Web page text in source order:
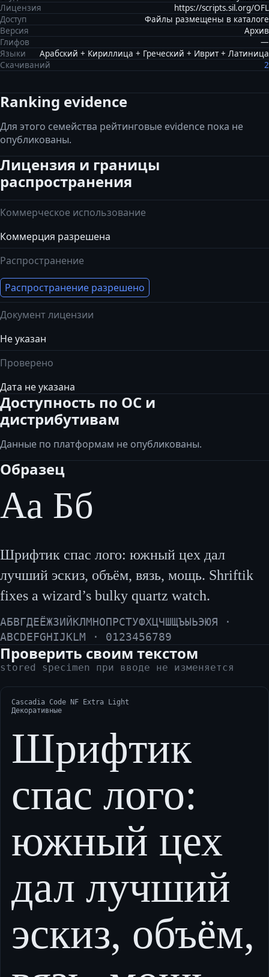
Лицензия
https://scripts.sil.org/OFL
Доступ
Файлы размещены в каталоге
Версия
Архив
Глифов
—
Языки
Арабский + Кириллица + Греческий + Иврит + Латиница
Скачиваний
2
Ranking evidence
Для этого семейства рейтинговые evidence пока не
опубликованы.
Лицензия и границы
распространения
Коммерческое использование
Коммерция разрешена
Распространение
Распространение разрешено
Документ лицензии
Не указан
Проверено
Дата не указана
Доступность по ОС и
дистрибутивам
Данные по платформам не опубликованы.
Образец
Аа Бб
Шрифтик спас лого: южный цех дал
лучший эскиз, объём, вязь, мощь. Shriftik
fixes a wizard’s bulky quartz watch.
АБВГДЕЁЖЗИЙКЛМНОПРСТУФХЦЧШЩЪЫЬЭЮЯ ·
ABCDEFGHIJKLM · 0123456789
Проверить своим текстом
stored specimen при вводе не изменяется
Cascadia Code NF Extra Light
Декоративные
Шрифтик
спас лого:
южный цех
дал лучший
эскиз, объём,